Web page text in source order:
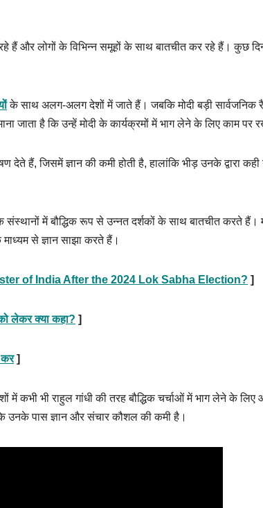
रहे हैं और लोगों के विभिन्न समूहों के साथ बातचीत कर रहे हैं। कुछ
के साथ अलग-अलग देशों में जाते हैं। जबकि मोदी बड़ी सार्वजनिक
जाता है कि उन्हें मोदी के कार्यक्रमों में भाग लेने के लिए काम पर
देते हैं, जिसमें ज्ञान की कमी होती है, हालांकि भीड़ उनके द्वारा कही
में बौद्धिक रूप से उन्नत दर्शकों के साथ बातचीत करते हैं।
से ज्ञान साझा करते हैं।
of India After the 2024 Lok Sabha Election? ]
को लेकर क्या कहा? ]
कर]
में कभी भी राहुल गांधी की तरह बौद्धिक चर्चाओं में भाग लेने के लिए
उनके पास ज्ञान और संचार कौशल की कमी है।